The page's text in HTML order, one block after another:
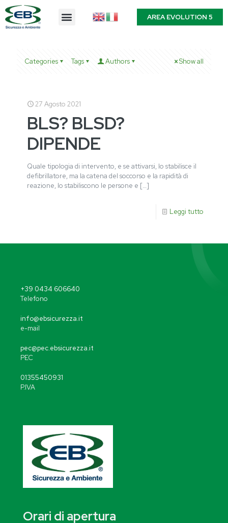
AREA EVOLUTION 5
Categories Tags Authors Show all
27 Agosto 2021
BLS? BLSD?
DIPENDE
Quale tipologia di intervento, e se attivarsi, lo stabilisce il
defibrillatore, ma la catena del soccorso e la rapidità di
reazione, lo stabiliscono le persone e […]
Leggi tutto
+39 0434 606640
Telefono
info@ebsicurezza.it
e-mail
pec@pec.ebsicurezza.it
PEC
01355450931
P.IVA
Orari di apertura